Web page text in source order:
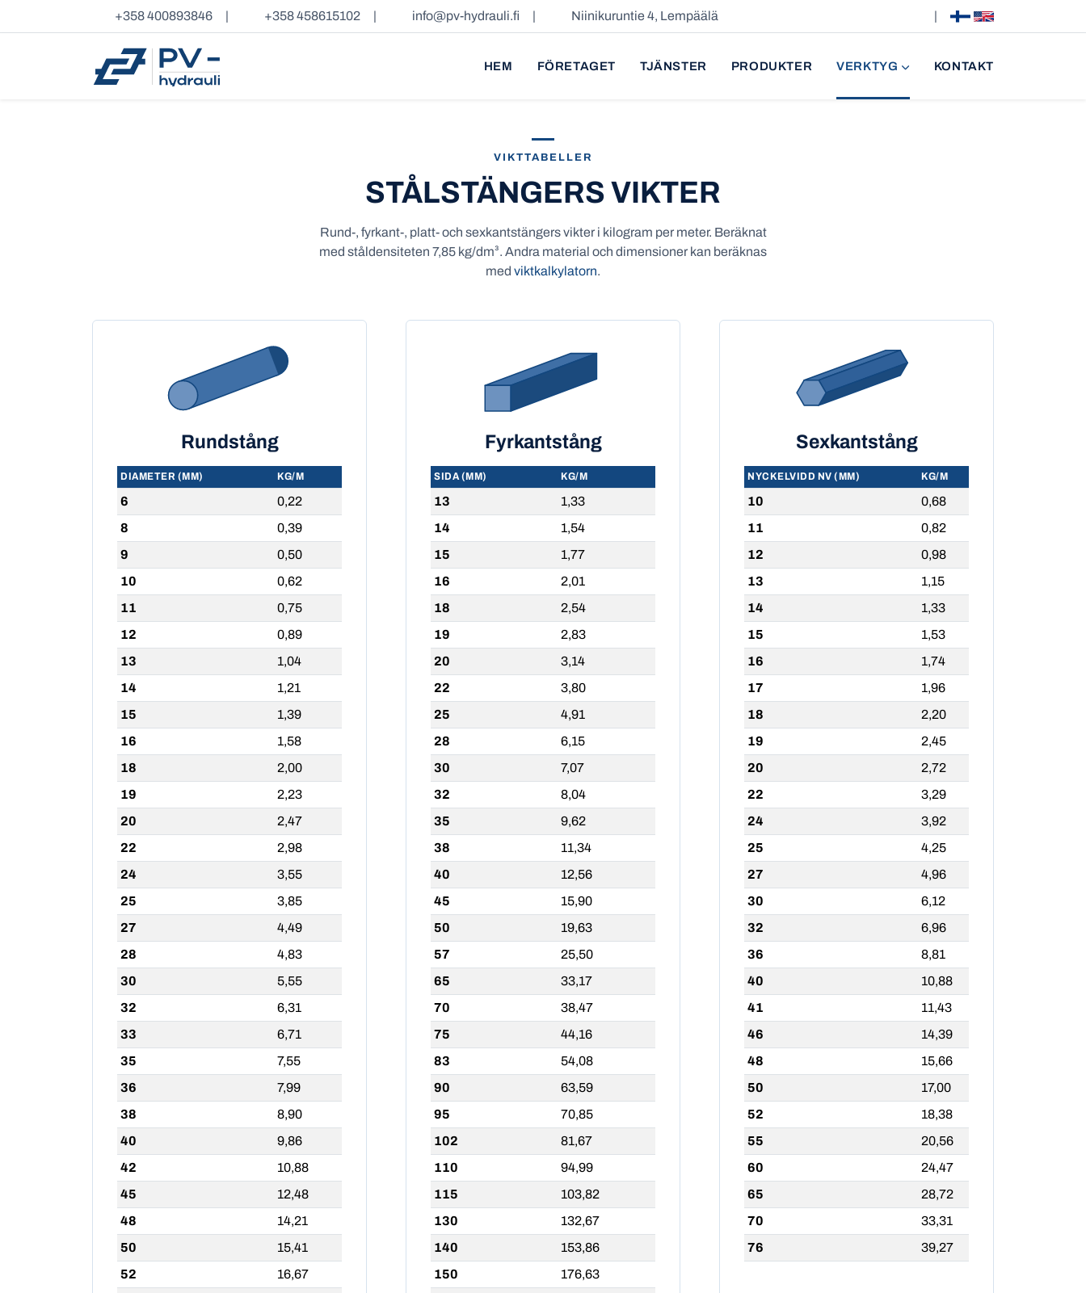
+358 400893846 | +358 458615102 | info@pv-hydrauli.fi | Niinikuruntie 4, Lempäälä |
HEM FÖRETAGET TJÄNSTER PRODUKTER VERKTYG KONTAKT
VIKTTABELLER
STÅLSTÄNGERS VIKTER
Rund-, fyrkant-, platt- och sexkantstängers vikter i kilogram per meter. Beräknat
med ståldensiteten 7,85 kg/dm³. Andra material och dimensioner kan beräknas
med viktkalkylatorn.
Rundstång
DIAMETER (MM) KG/M
6
0,22
8
0,39
9
0,50
10
0,62
11
0,75
12
0,89
13
1,04
14
1,21
15
1,39
16
1,58
18
2,00
19
2,23
20
2,47
22
2,98
24
3,55
25
3,85
27
4,49
28
4,83
30
5,55
32
6,31
33
6,71
35
7,55
36
7,99
38
8,90
40
9,86
42
10,88
45
12,48
48
14,21
50
15,41
52
16,67
Fyrkantstång
SIDA (MM) KG/M
13
1,33
14
1,54
15
1,77
16
2,01
18
2,54
19
2,83
20
3,14
22
3,80
25
4,91
28
6,15
30
7,07
32
8,04
35
9,62
38
11,34
40
12,56
45
15,90
50
19,63
57
25,50
65
33,17
70
38,47
75
44,16
83
54,08
90
63,59
95
70,85
102
81,67
110
94,99
115
103,82
130
132,67
140
153,86
150
176,63
Sexkantstång
NYCKELVIDD NV (MM) KG/M
10
0,68
11
0,82
12
0,98
13
1,15
14
1,33
15
1,53
16
1,74
17
1,96
18
2,20
19
2,45
20
2,72
22
3,29
24
3,92
25
4,25
27
4,96
30
6,12
32
6,96
36
8,81
40
10,88
41
11,43
46
14,39
48
15,66
50
17,00
52
18,38
55
20,56
60
24,47
65
28,72
70
33,31
76
39,27